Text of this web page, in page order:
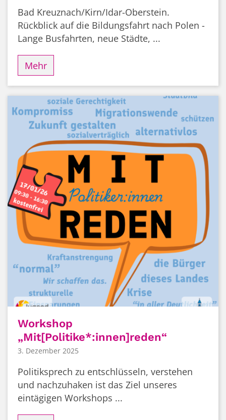
Bad Kreuznach/Kirn/Idar-Oberstein.
Rückblick auf die Bildungsfahrt nach Polen -
Lange Busfahrten, neue Städte, ...
Mehr
Workshop
„Mit[Politike*:innen]reden“
3. Dezember 2025
Politiksprech zu entschlüsseln, verstehen
und nachzuhaken ist das Ziel unseres
eintägigen Workshops ...